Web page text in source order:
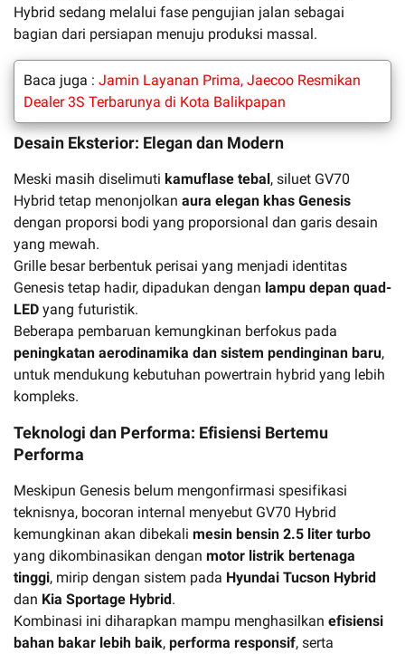
Hybrid sedang melalui fase pengujian jalan sebagai
bagian dari persiapan menuju produksi massal.
Baca juga : Jamin Layanan Prima, Jaecoo Resmikan
Dealer 3S Terbarunya di Kota Balikpapan
Desain Eksterior: Elegan dan Modern
Meski masih diselimuti kamuflase tebal, siluet GV70
Hybrid tetap menonjolkan aura elegan khas Genesis
dengan proporsi bodi yang proporsional dan garis desain
yang mewah.
Grille besar berbentuk perisai yang menjadi identitas
Genesis tetap hadir, dipadukan dengan lampu depan quad-
LED yang futuristik.
Beberapa pembaruan kemungkinan berfokus pada
peningkatan aerodinamika dan sistem pendinginan baru,
untuk mendukung kebutuhan powertrain hybrid yang lebih
kompleks.
Teknologi dan Performa: Efisiensi Bertemu
Performa
Meskipun Genesis belum mengonfirmasi spesifikasi
teknisnya, bocoran internal menyebut GV70 Hybrid
kemungkinan akan dibekali mesin bensin 2.5 liter turbo
yang dikombinasikan dengan motor listrik bertenaga
tinggi, mirip dengan sistem pada Hyundai Tucson Hybrid
dan Kia Sportage Hybrid.
Kombinasi ini diharapkan mampu menghasilkan efisiensi
bahan bakar lebih baik, performa responsif, serta